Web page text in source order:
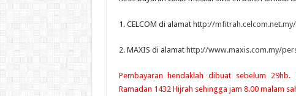
1. CELCOM di alamat http://
2. MAXIS di alamat http://www.maxis.com.my/
Pembayaran hendaklah dibuat sebelum
Ramadan 1432 Hijrah sehingga jam 8.00 malam